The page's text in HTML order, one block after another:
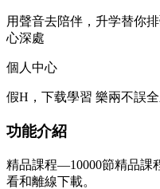
用聲音去陪伴，升学替你
心深處
個人中心
假Н，下载學習 樂兩不誤
功能介紹
精品課程—10000節精品課
看和離線下載。